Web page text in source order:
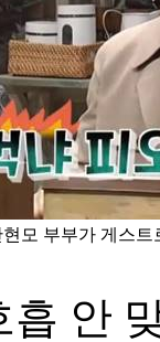
모 부부가 게스
흡 안